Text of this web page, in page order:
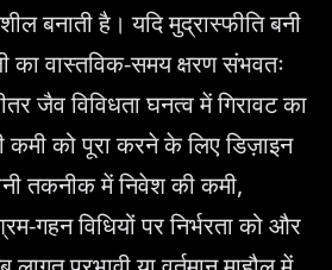
बनाती है। यदि मुद्रास्फीति बनी
का वास्तविक-समय क्षरण संभवतः
जैव विविधता घनत्व में गिरावट का
को पूरा करने के लिए डिज़ाइन
तकनीक में निवेश की कमी,
गहन विधियों पर निर्भरता को और